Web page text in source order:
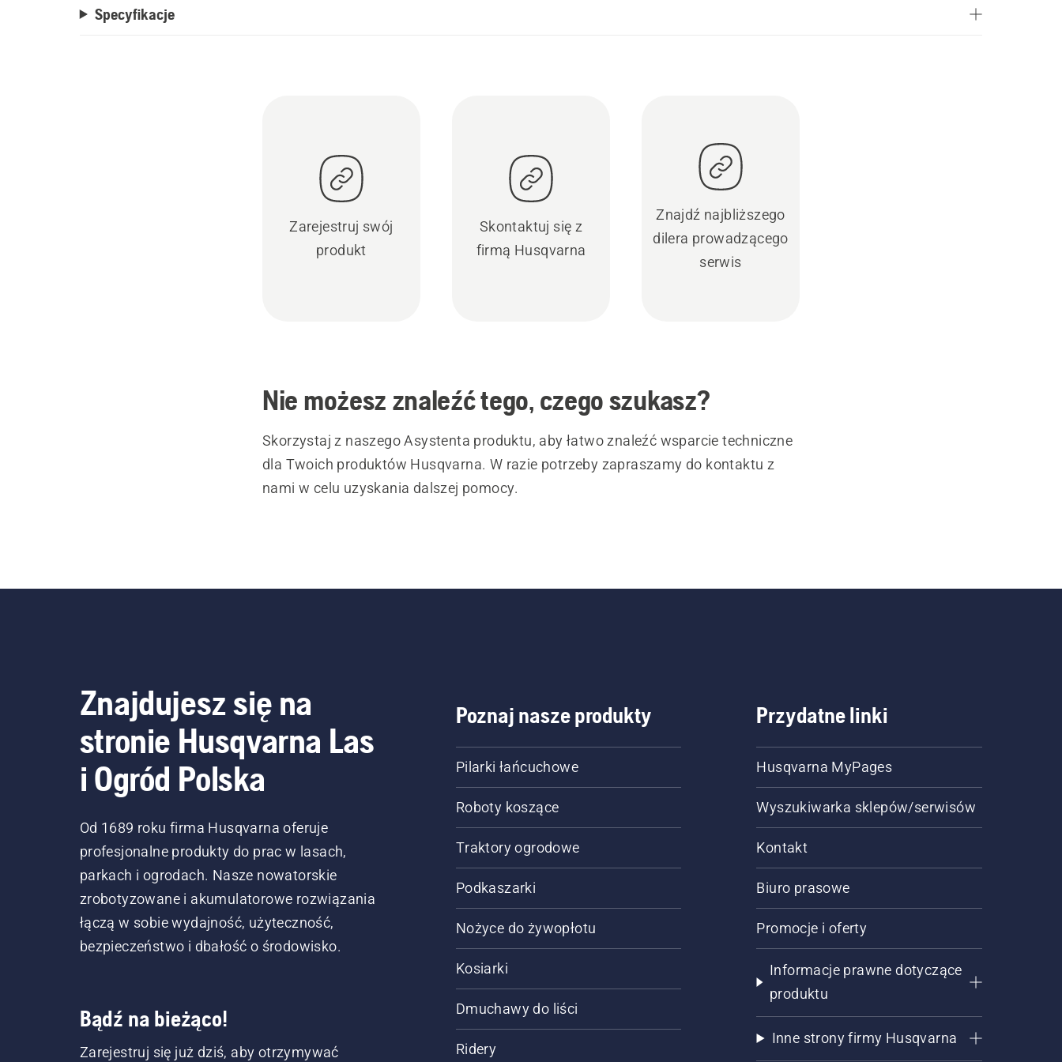
Specyfikacje
Zarejestruj swój
produkt
Skontaktuj się z
firmą Husqvarna
Znajdź najbliższego
dilera prowadzącego
serwis
Nie możesz znaleźć tego, czego szukasz?
Skorzystaj z naszego Asystenta produktu, aby łatwo znaleźć wsparcie techniczne
dla Twoich produktów Husqvarna. W razie potrzeby zapraszamy do kontaktu z
nami w celu uzyskania dalszej pomocy.
Znajdujesz się na
stronie Husqvarna Las
i Ogród Polska
Od 1689 roku firma Husqvarna oferuje
profesjonalne produkty do prac w lasach,
parkach i ogrodach. Nasze nowatorskie
zrobotyzowane i akumulatorowe rozwiązania
łączą w sobie wydajność, użyteczność,
bezpieczeństwo i dbałość o środowisko.
Bądź na bieżąco!
Zarejestruj się już dziś, aby otrzymywać
Poznaj nasze produkty
Pilarki łańcuchowe
Roboty koszące
Traktory ogrodowe
Podkaszarki
Nożyce do żywopłotu
Kosiarki
Dmuchawy do liści
Ridery
Przydatne linki
Husqvarna MyPages
Wyszukiwarka sklepów/serwisów
Kontakt
Biuro prasowe
Promocje i oferty
Informacje prawne dotyczące
produktu
Inne strony firmy Husqvarna